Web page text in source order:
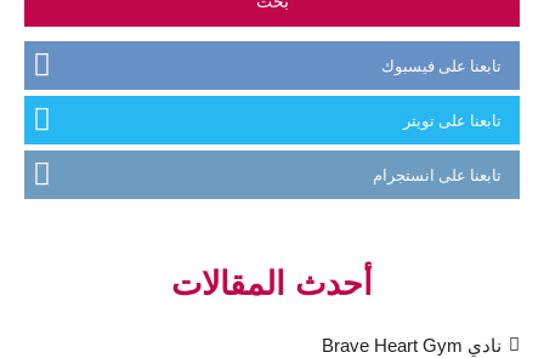
تابعنا على فيسبوك
تابعنا على تويتر
تابعنا على انستجرام
أحدث المقالات
نادي Brave Heart Gym